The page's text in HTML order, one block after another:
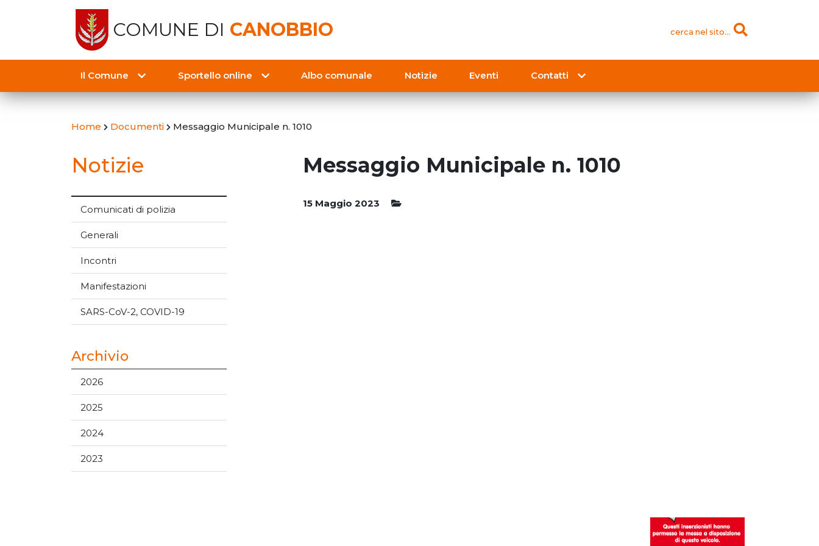
COMUNE DI CANOBBIO cerca nel sito...
Il Comune Sportello online Albo comunale Notizie Eventi Contatti
Home Documenti Messaggio Municipale n. 1010
Notizie
Comunicati di polizia
Generali
Incontri
Manifestazioni
SARS-CoV-2, COVID-19
Archivio
2026
2025
2024
2023
Messaggio Municipale n. 1010
15 Maggio 2023